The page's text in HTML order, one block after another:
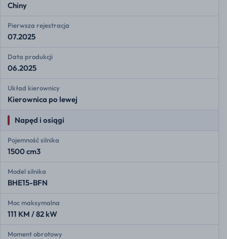
Chiny
Pierwsza rejestracja
07.2025
Data produkcji
06.2025
Układ kierownicy
Kierownica po lewej
Napęd i osiągi
Pojemność silnika
1500 cm3
Model silnika
BHE15-BFN
Moc maksymalna
111 KM / 82 kW
Moment obrotowy